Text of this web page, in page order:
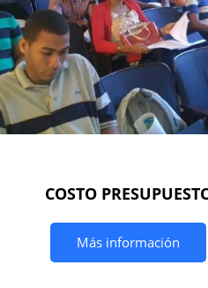
COSTO
Más información